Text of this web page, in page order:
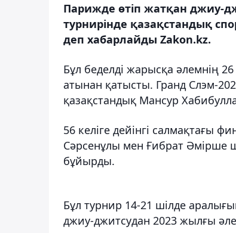
Парижде өтіп жатқан джиу-
турнирінде қазақстандық
деп хабарлайды Zakon.kz.
Бұл беделді жарысқа әлемнің
атынан қатысты. Гранд Слэм-
қазақстандық Мансур
56 келіге дейінгі салмақтағы
Сәрсенұлы мен Ғибрат Әмірше
бұйырды.
Бұл турнир 14-21 шілде
джиу-джитсудан 2023 жылғы